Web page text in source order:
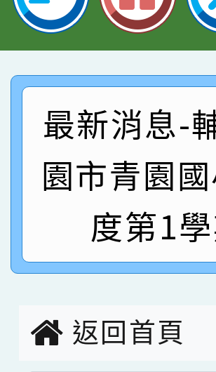
指導老師林老
賽 劉文瑛教
臺灣台語-第
賀！本校參與
市賽榮獲科學
創客第三名。
賀！本校參加
名
倩參加桃園市
名 指導老師
賀！本校四年
園市英語競賽
指導老師林老
賀！本校參加
賽 劉文瑛教
臺灣台語-第
賀！本校參
市賽榮獲科學
最新消息-
園市青園
度第1
返回首頁